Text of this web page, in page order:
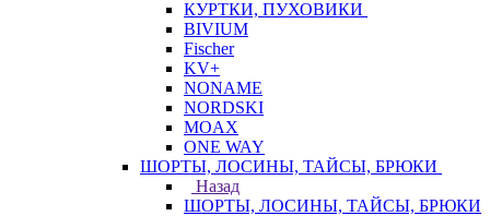
КУРТКИ, ПУХОВИКИ
BIVIUM
Fischer
KV+
NONAME
NORDSKI
MOAX
ONE WAY
ШОРТЫ, ЛОСИНЫ, ТАЙСЫ, БРЮКИ
Назад
ШОРТЫ, ЛОСИНЫ, ТАЙСЫ, БРЮКИ